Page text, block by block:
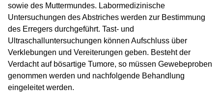
sowie des Muttermundes. Labormedizinische
Untersuchungen des Abstriches werden zur Bestimmung
des Erregers durchgeführt. Tast- und
Ultraschalluntersuchungen können Aufschluss über
Verklebungen und Vereiterungen geben. Besteht der
Verdacht auf bösartige Tumore, so müssen Gewebeproben
genommen werden und nachfolgende Behandlung
eingeleitet werden.